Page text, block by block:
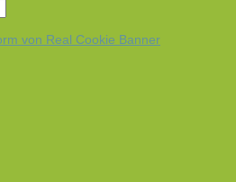
von Real Cookie Banner